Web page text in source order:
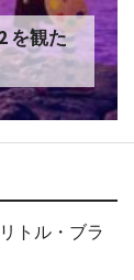
を観た
トル・ブラ